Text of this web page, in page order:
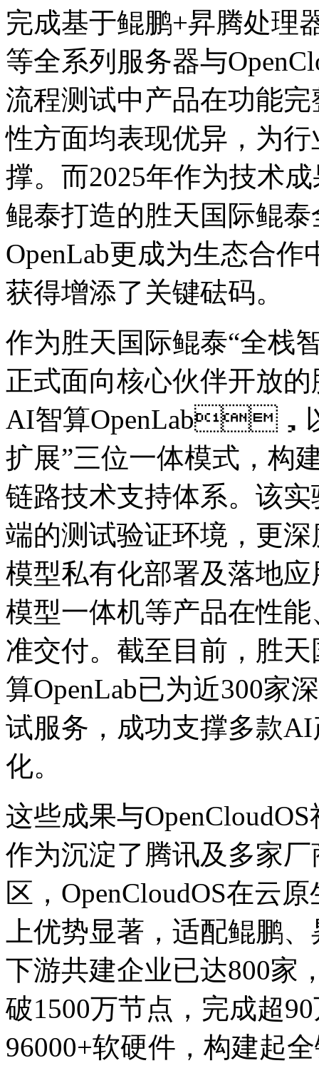
完成基于鲲鹏+昇腾处
等全系列服务器与
流程测试中产品在功能完
性方面均表现优异，
撑。而2025年作为技术成
鲲泰打造的胜天国际鲲
OpenLab更成为生态合作
获得增添了关键砝码。
作为胜天国际鲲泰“全栈智
正式面向核心伙伴开放
AI智算OpenLab，
扩展”三位一体模式，
链路技术支持体系。该
端的测试验证环境，更
模型私有化部署及落地应
模型一体机等产品在性能
准交付。截至目前，
算OpenLab已为近300家
试服务，成功支撑多
化。
这些成果与
作为沉淀了腾讯及多家
区，OpenCloudOS在云
上优势显著，适配鲲鹏
下游共建企业已达800家
破1500万节点，完成超
96000+软硬件，构建